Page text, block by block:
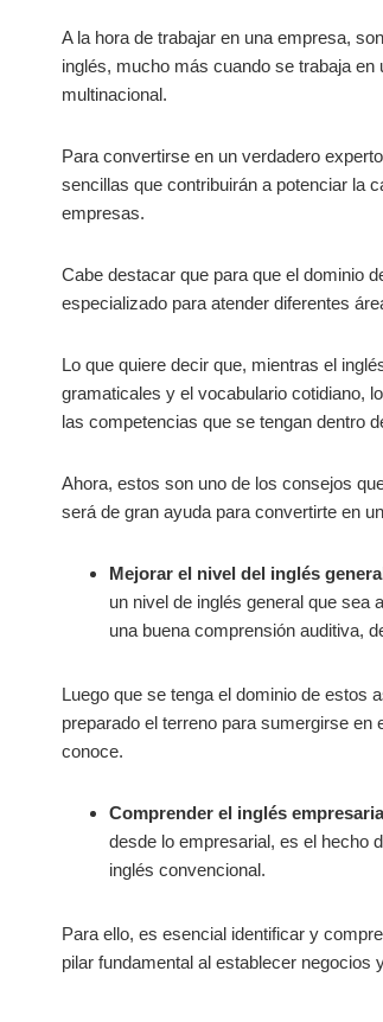
A la hora de trabajar en una empresa,
inglés, mucho más cuando se trabaja
multinacional.
Para convertirse en un verdadero
sencillas que contribuirán a potenciar la
empresas.
Cabe destacar que para que el dominio
especializado para atender diferentes
Lo que quiere decir que, mientras el
gramaticales y el vocabulario cotidiano,
las competencias que se tengan dentro
Ahora, estos son uno de los consejos
será de gran ayuda para convertirte en
Mejorar el nivel del inglés
un nivel de inglés general que sea
una buena comprensión auditiva,
Luego que se tenga el dominio de estos
preparado el terreno para sumergirse
conoce.
Comprender el inglés
desde lo empresarial, es el hecho
inglés convencional.
Para ello, es esencial identificar y
pilar fundamental al establecer